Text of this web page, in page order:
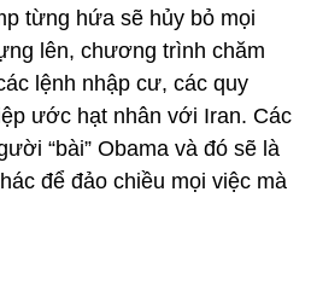
từng hứa sẽ hủy bỏ mọi
lên, chương trình chăm
lệnh nhập cư, các quy
ước hạt nhân với Iran. Các
“bài” Obama và đó sẽ là
để đảo chiều mọi việc mà